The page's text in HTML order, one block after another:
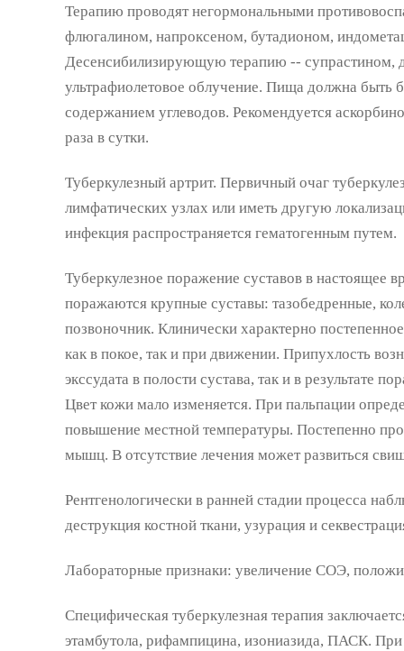
Терапию проводят негормональными
флюгалином, напроксеном, бутадионом,
Десенсибилизирующую терапию -- супрастином,
ультрафиолетовое облучение. Пища должна быть
содержанием углеводов. Рекомендуется
раза в сутки.
Туберкулезный артрит. Первичный очаг
лимфатических узлах или иметь другую
инфекция распространяется гематогенным путем.
Туберкулезное поражение суставов в настоящее
поражаются крупные суставы: тазобедренные,
позвоночник. Клинически характерно
как в покое, так и при движении. Припухлость
экссудата в полости сустава, так и в результате
Цвет кожи мало изменяется. При пальпации
повышение местной температуры. Постепенно
мышц. В отсутствие лечения может развиться
Рентгенологически в ранней стадии процесса
деструкция костной ткани, узурация и
Лабораторные признаки: увеличение СОЭ,
Специфическая туберкулезная терапия
этамбутола, рифампицина, изониазида, ПАСК.